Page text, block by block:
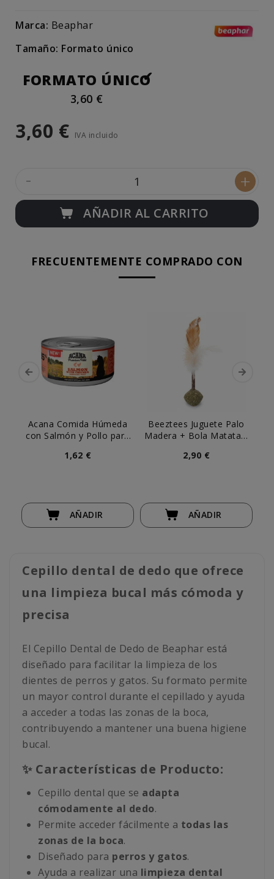
Marca: Beaphar
Tamaño: Formato único
FORMATO ÚNICO
3,60 €
3,60 € IVA incluido
- +
AÑADIR AL CARRITO
FRECUENTEMENTE COMPRADO CON
Acana Comida Húmeda
con Salmón y Pollo para
1,62 €
AÑADIR
Beeztees Juguete Palo
Madera + Bola Matatabi
2,90 €
AÑADIR
Cepillo dental de dedo que ofrece
una limpieza bucal más cómoda y
precisa
El Cepillo Dental de Dedo de Beaphar está
diseñado para facilitar la limpieza de los
dientes de perros y gatos. Su formato permite
un mayor control durante el cepillado y ayuda
a acceder a todas las zonas de la boca,
contribuyendo a mantener una buena higiene
bucal.
✨ Características de Producto:
Cepillo dental que se adapta
cómodamente al dedo.
Permite acceder fácilmente a todas las
zonas de la boca.
Diseñado para perros y gatos.
Ayuda a realizar una limpieza dental